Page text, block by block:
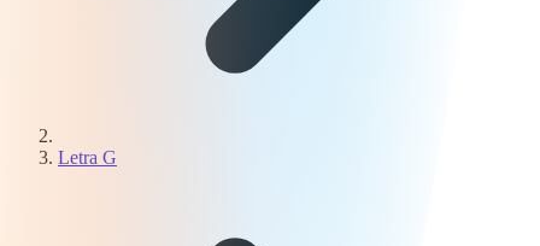
Letra G